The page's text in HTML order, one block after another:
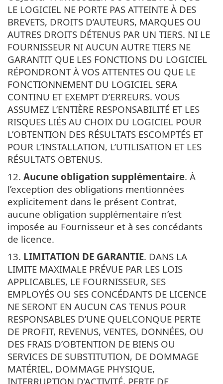
LE LOGICIEL NE PORTE PAS ATTEINTE À DES
BREVETS, DROITS D’AUTEURS, MARQUES OU
AUTRES DROITS DÉTENUS PAR UN TIERS. NI LE
FOURNISSEUR NI AUCUN AUTRE TIERS NE
GARANTIT QUE LES FONCTIONS DU LOGICIEL
RÉPONDRONT À VOS ATTENTES OU QUE LE
FONCTIONNEMENT DU LOGICIEL SERA
CONTINU ET EXEMPT D’ERREURS. VOUS
ASSUMEZ L’ENTIÈRE RESPONSABILITÉ ET LES
RISQUES LIÉS AU CHOIX DU LOGICIEL POUR
L’OBTENTION DES RÉSULTATS ESCOMPTÉS ET
POUR L’INSTALLATION, L’UTILISATION ET LES
RÉSULTATS OBTENUS.
12. Aucune obligation supplémentaire. À
l’exception des obligations mentionnées
explicitement dans le présent Contrat,
aucune obligation supplémentaire n’est
imposée au Fournisseur et à ses concédants
de licence.
13. LIMITATION DE GARANTIE. DANS LA
LIMITE MAXIMALE PRÉVUE PAR LES LOIS
APPLICABLES, LE FOURNISSEUR, SES
EMPLOYÉS OU SES CONCÉDANTS DE LICENCE
NE SERONT EN AUCUN CAS TENUS POUR
RESPONSABLES D’UNE QUELCONQUE PERTE
DE PROFIT, REVENUS, VENTES, DONNÉES, OU
DES FRAIS D’OBTENTION DE BIENS OU
SERVICES DE SUBSTITUTION, DE DOMMAGE
MATÉRIEL, DOMMAGE PHYSIQUE,
INTERRUPTION D’ACTIVITÉ, PERTE DE